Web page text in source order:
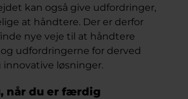
kan også give udfordringer,
at håndtere. Der er derfor
nye veje til at håndtere
udfordringerne for derved
innovative løsninger.
når du er færdig